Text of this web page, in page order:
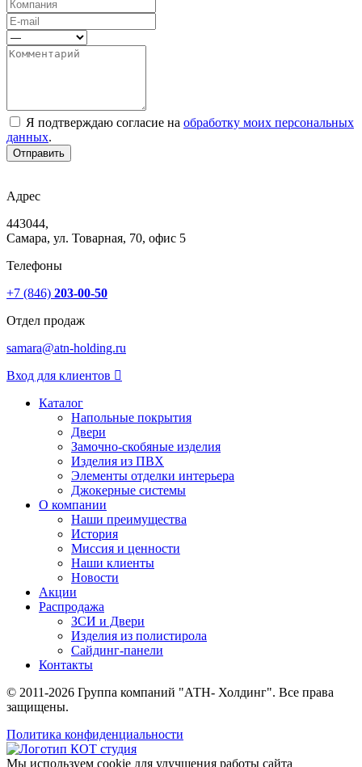
Я подтверждаю согласие на обработку моих персональных
данных.
Отправить
Адрес
443044,
Самара, ул. Товарная, 70, офис 5
Телефоны
+7 (846) 203-00-50
Отдел продаж
samara@atn-holding.ru
Вход для клиентов
Каталог
Напольные покрытия
Двери
Замочно-скобяные изделия
Изделия из ПВХ
Элементы отделки интерьера
Джокерные системы
О компании
Наши преимущества
История
Миссия и ценности
Наши клиенты
Новости
Акции
Распродажа
ЗСИ и Двери
Изделия из полистирола
Сайдинг-панели
Контакты
© 2011-2026 Группа компаний "АТН- Холдинг". Все права
защищены.
Политика конфиденциальности
Мы используем cookie для улучшения работы сайта